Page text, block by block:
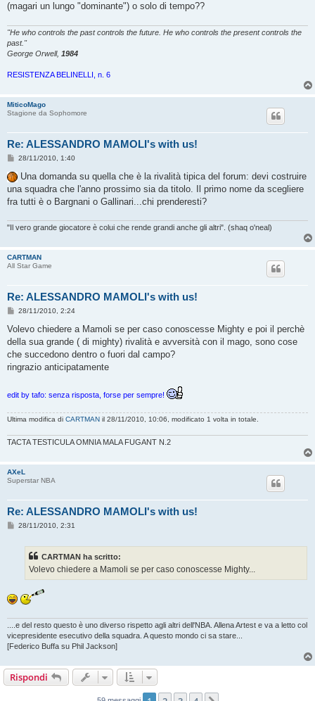
i
(magari un lungo "dominante") o solo di tempo??
"He who controls the past controls the future. He who controls the present controls the
past."
George Orwell, 1984
RESISTENZA BELINELLI, n. 6
MiticoMago
Stagione da Sophomore
Re: ALESSANDRO MAMOLI's with us!
M
s
s
a
g
o
28/11/2010, 1:40
Una domanda su quella che è la rivalità tipica del forum: devi costruire
una squadra che l'anno prossimo sia da titolo. Il primo nome da scegliere
fra tutti è o Bargnani o Gallinari...chi prenderesti?
"Il vero grande giocatore è colui che rende grandi anche gli altri". (shaq o'neal)
CARTMAN
All Star Game
Re: ALESSANDRO MAMOLI's with us!
M
s
a
g
i
28/11/2010, 2:24
Volevo chiedere a Mamoli se per caso conoscesse Mighty e poi il perchè
della sua grande ( di mighty) rivalità e avversità con il mago, sono cose
che succedono dentro o fuori dal campo?
ringrazio anticipatamente
edit by tafo: senza risposta, forse per sempre!
Ultima modifica di CARTMAN il 28/11/2010, 10:06, modificato 1 volta in totale.
TACTA TESTICULA OMNIA MALA FUGANT N.2
AXeL
Superstar NBA
Re: ALESSANDRO MAMOLI's with us!
M28/11/2010, 2:31
CARTMAN ha scritto:
Volevo chiedere a Mamoli se per caso conoscesse Mighty...
....e del resto questo è uno diverso rispetto agli altri dell'NBA. Allena Artest e va a letto col
vicepresidente esecutivo della squadra. A questo mondo ci sa stare...
[Federico Buffa su Phil Jackson]
Rispondi